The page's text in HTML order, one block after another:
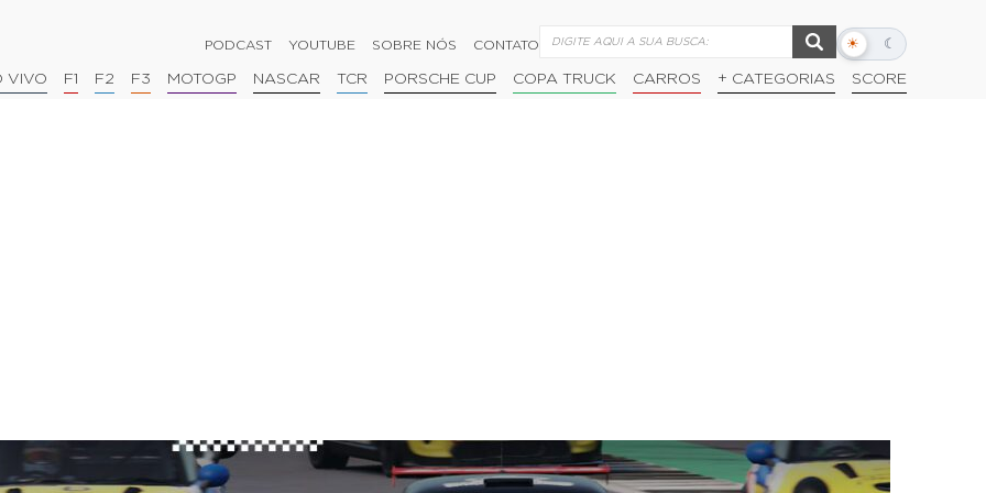
PODCAST YOUTUBE SOBRE NÓS CONTATO ☀ ☾
Alternar
escuro
VIVO F1 F2 F3 MOTOGP NASCAR TCR PORSCHE CUP COPA TRUCK CARROS + CATEGORIAS SCORE